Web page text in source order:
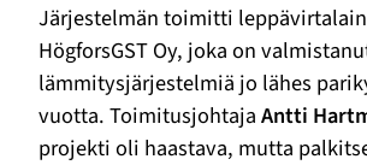
Järjestelmän toimitti
HögforsGST Oy, joka on
lämmitysjärjestelmiä jo lähes
vuotta. ToimitusjohtajaAntti
projekti oli haastava, mutta